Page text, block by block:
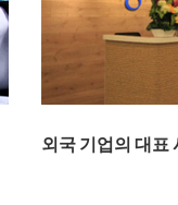
외국 기업의 대표